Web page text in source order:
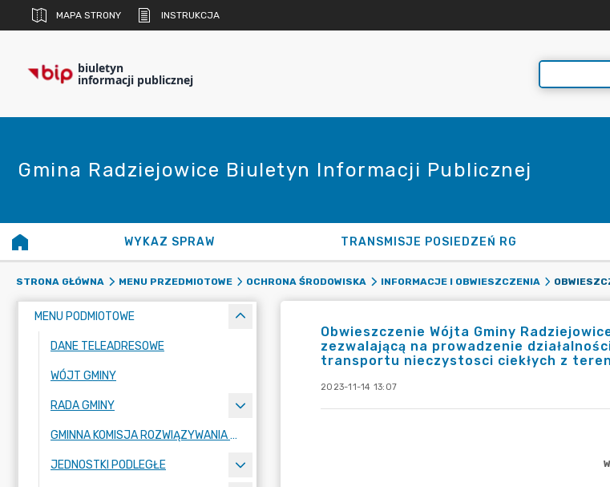
MAPA STRONY INSTRUKCJA
biuletyn
informacji publicznej
Gmina Radziejowice Biuletyn Informacji Publicznej
WYKAZ SPRAW TRANSMISJE POSIEDZEŃ RG
STRONA GŁÓWNA MENU PRZEDMIOTOWE OCHRONA ŚRODOWISKA INFORMACJE I OBWIESZCZENIA
MENU PODMIOTOWE
DANE TELEADRESOWE
WÓJT GMINY
RADA GMINY
GMINNA KOMISJA ROZWIĄZYWANIA PROBLEMÓW ALKOHOLOWYCH
JEDNOSTKI PODLEGŁE
Obwieszczenie Wójta Gminy
zezwalającą na prowadzenie
transportu nieczystosci ciekłych z
2023-11-14 13:07